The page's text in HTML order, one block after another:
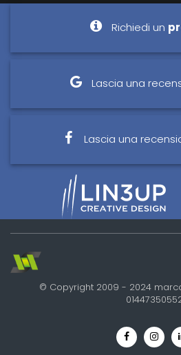
Richiedi un
Lascia una
Lascia una
© Copyright 2009 - 2024